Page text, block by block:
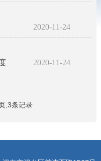
2020-11-24
2020-11-24
,3条记录